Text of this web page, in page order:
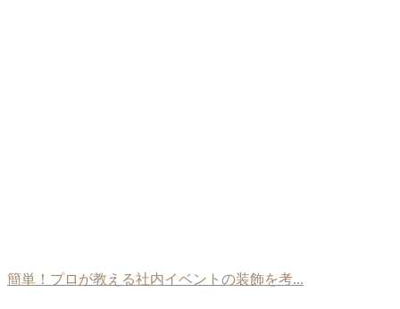
簡単！プロが教える社内イベントの装飾を考...